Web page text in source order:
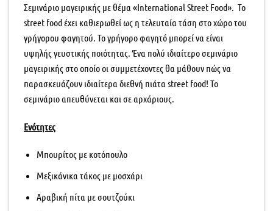
Σεμινάριο μαγειρικής με θέμα «International Street Food». Το
street food έχει καθιερωθεί ως η τελευταία τάση στο χώρο του
γρήγορου φαγητού. Το γρήγορο φαγητό μπορεί να είναι
υψηλής γευστικής ποιότητας. Ένα πολύ ιδιαίτερο σεμινάριο
μαγειρικής στο οποίο οι συμμετέχοντες θα μάθουν πώς να
παρασκευάζουν ιδιαίτερα διεθνή πιάτα street food! Το
σεμινάριο απευθύνεται και σε αρχάριους.
Ενότητες
Μπουρίτος με κοτόπουλο
Μεξικάνικα τάκος με μοσχάρι
Αραβική πίτα με σουτζούκι